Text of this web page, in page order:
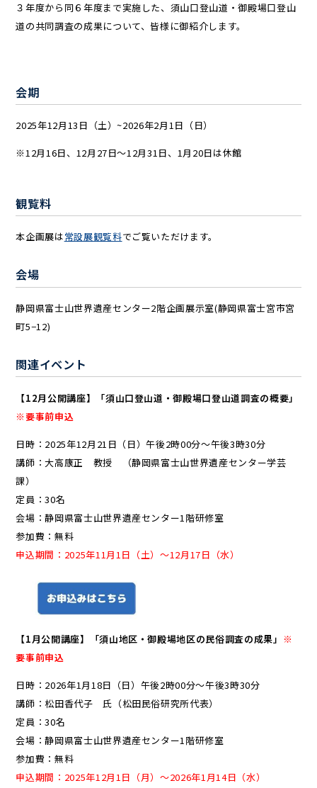
３年度から同６年度まで実施した、須山口登山道・御殿場口登山
道の共同調査の成果について、皆様に御紹介します。
会期
2025年12月13日（土）~2026年2月1日（日）
※12月16日、12月27日～12月31日、1月20日は休館
観覧料
本企画展は常設展観覧料でご覧いただけます。
会場
静岡県富士山世界遺産センター2階企画展示室(静岡県富士宮市宮
町5−12)
関連イベント
【12月公開講座】「須山口登山道・御殿場口登山道調査の概要」
※要事前申込
日時：2025年12月21日（日）午後2時00分～午後3時30分
講師：大高康正 教授 （静岡県富士山世界遺産センター学芸
課）
定員：30名
会場：静岡県富士山世界遺産センター1階研修室
参加費：無料
申込期間：2025年11月1日（土）～12月17日（水）
【1月公開講座】「須山地区・御殿場地区の民俗調査の成果」 ※
要事前申込
日時：2026年1月18日（日）午後2時00分～午後3時30分
講師：松田香代子 氏（松田民俗研究所代表）
定員：30名
会場：静岡県富士山世界遺産センター1階研修室
参加費：無料
申込期間：2025年12月1日（月）～2026年1月14日（水）